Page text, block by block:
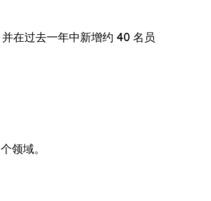
在过去一年中新增约 40 名员
领域。